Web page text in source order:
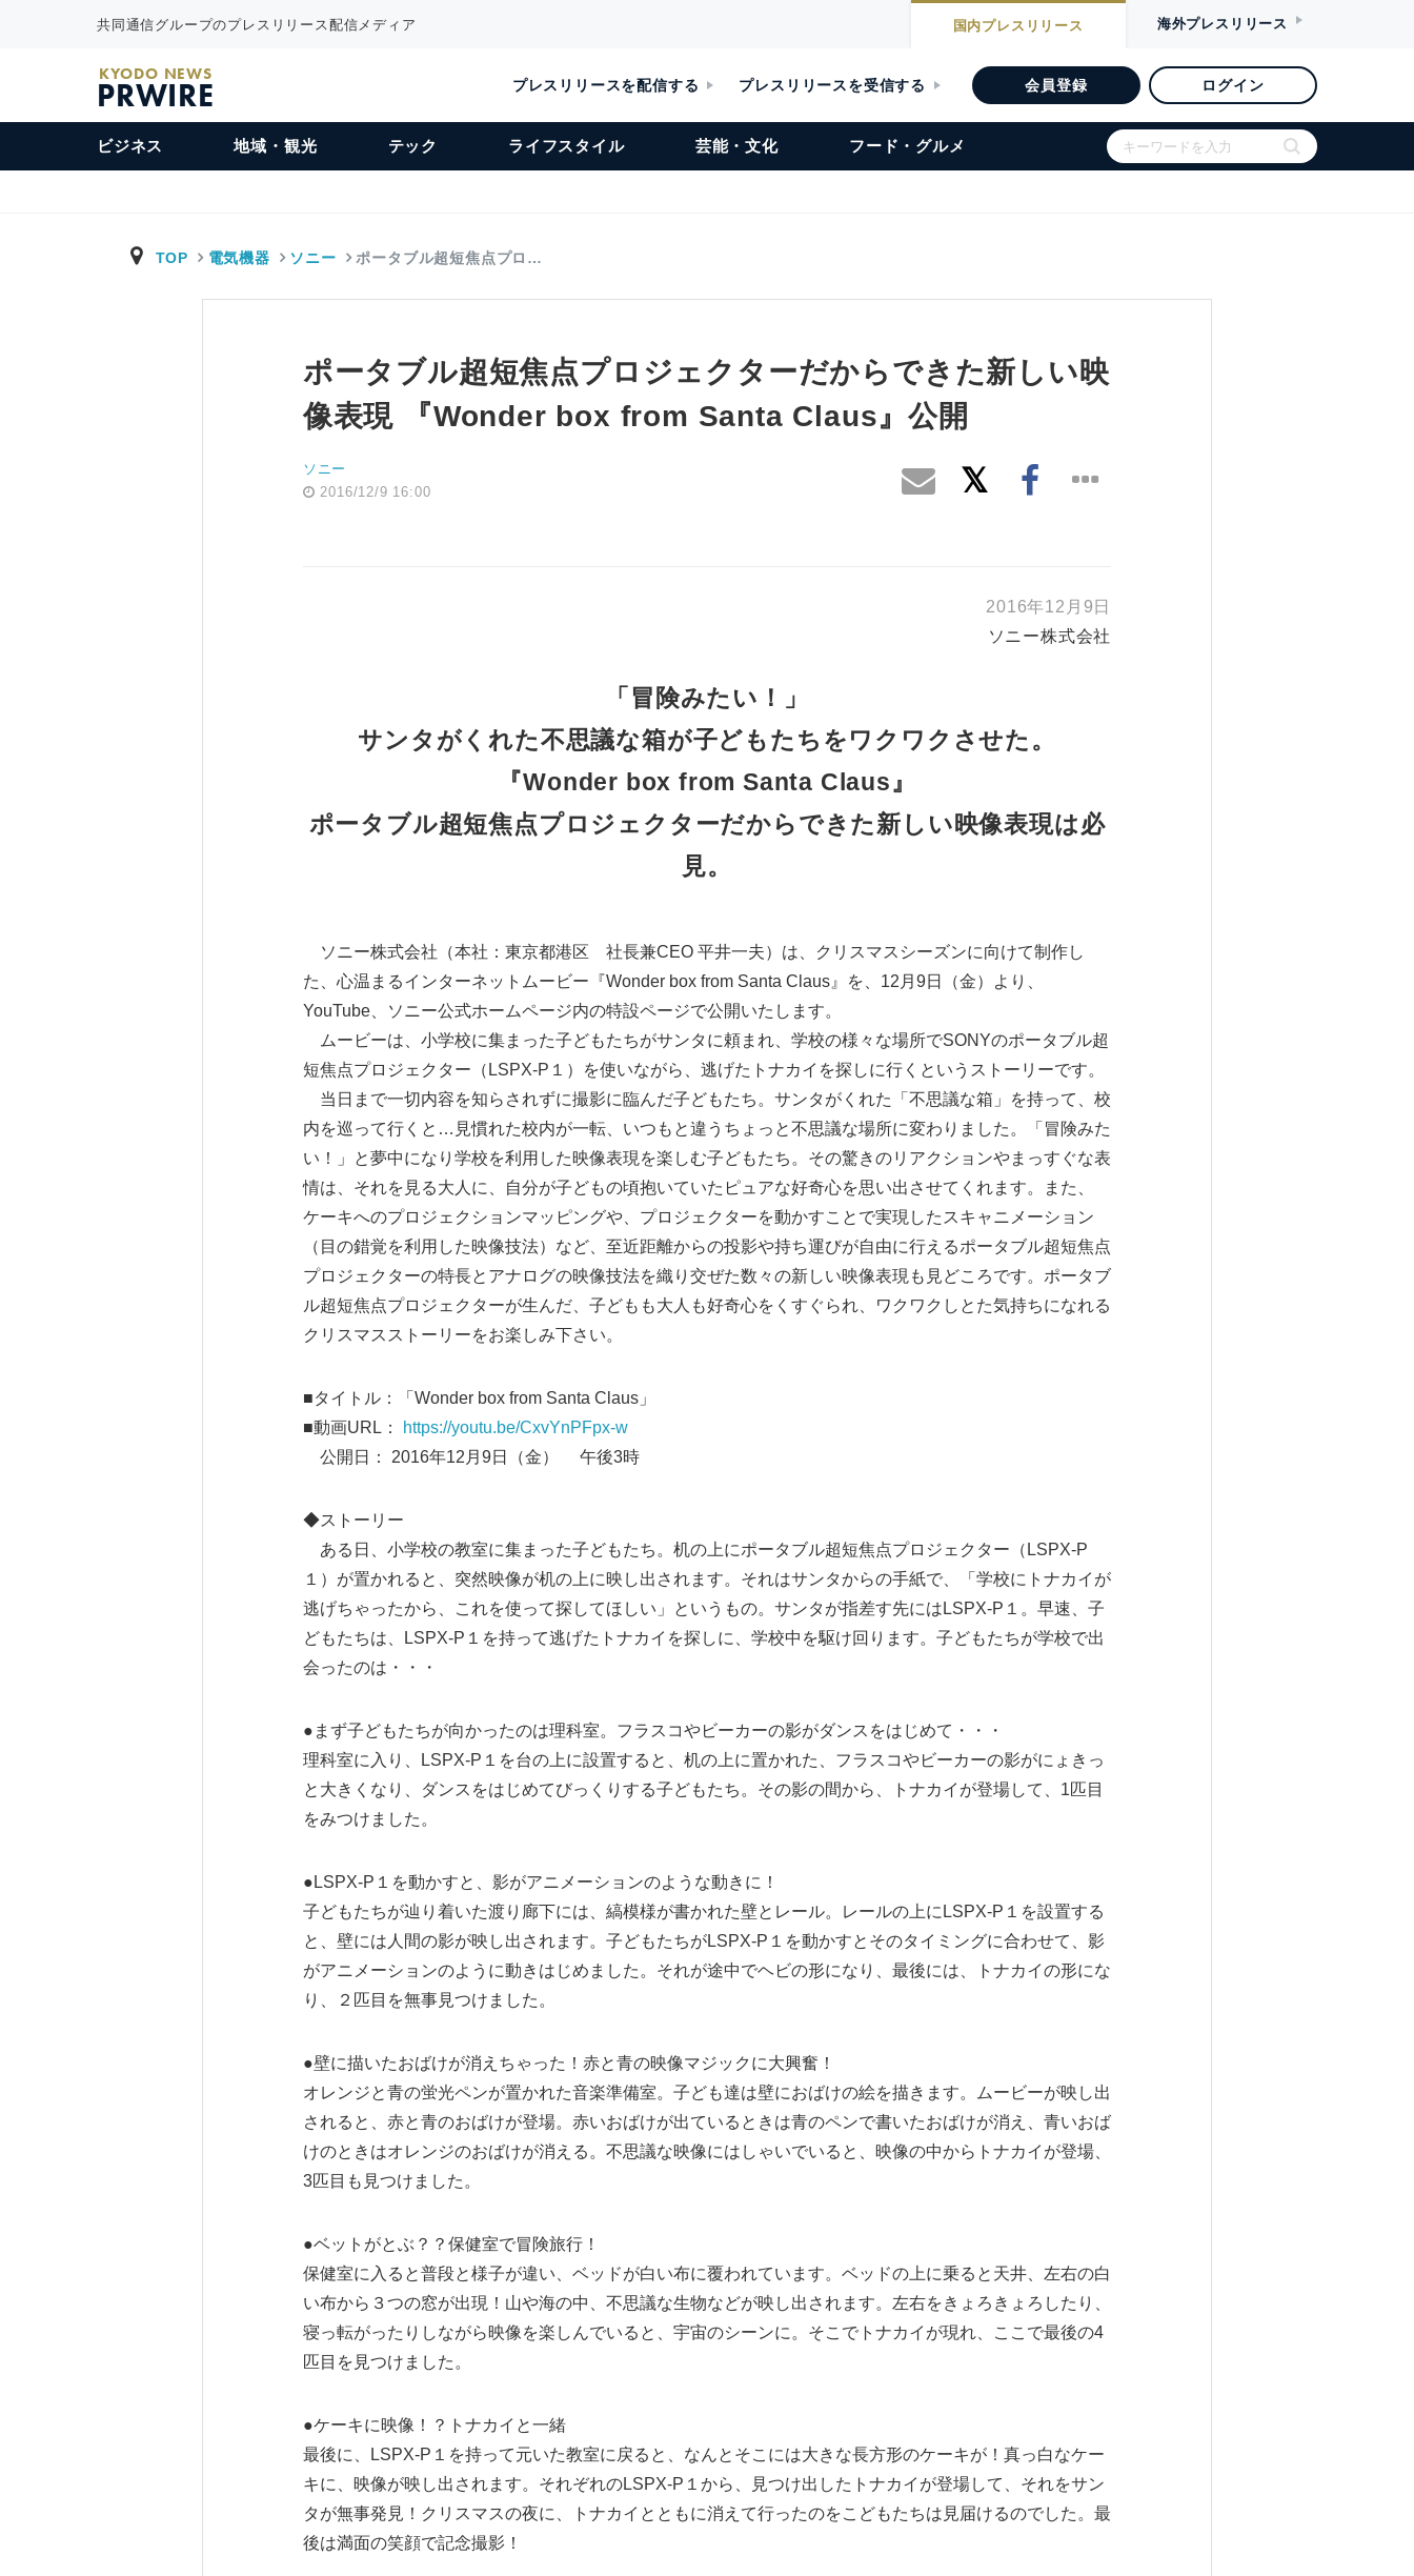
共同通信グループのプレスリリース配信メディア 国内プレスリリース 海外プレスリリース
KYODO NEWS
PRWIRE プレスリリースを配信する プレスリリースを受信する 会員登録 ログイン
ビジネス 地域・観光 テック ライフスタイル 芸能・文化 フード・グルメ
TOP 電気機器 ソニー ポータブル超短焦点プロ…
ポータブル超短焦点プロジェクターだからできた新しい映
像表現 『Wonder box from Santa Claus』公開
ソニー
2016/12/9 16:00
2016年12月9日
ソニー株式会社
「冒険みたい！」
サンタがくれた不思議な箱が子どもたちをワクワクさせた。
『Wonder box from Santa Claus』
ポータブル超短焦点プロジェクターだからできた新しい映像表現は必
見。
ソニー株式会社（本社：東京都港区 社長兼CEO 平井一夫）は、クリスマスシーズンに向けて制作し
た、心温まるインターネットムービー『Wonder box from Santa Claus』を、12月9日（金）より、
YouTube、ソニー公式ホームページ内の特設ページで公開いたします。
ムービーは、小学校に集まった子どもたちがサンタに頼まれ、学校の様々な場所でSONYのポータブル超
短焦点プロジェクター（LSPX-P１）を使いながら、逃げたトナカイを探しに行くというストーリーです。
当日まで一切内容を知らされずに撮影に臨んだ子どもたち。サンタがくれた「不思議な箱」を持って、校
内を巡って行くと…見慣れた校内が一転、いつもと違うちょっと不思議な場所に変わりました。「冒険みた
い！」と夢中になり学校を利用した映像表現を楽しむ子どもたち。その驚きのリアクションやまっすぐな表
情は、それを見る大人に、自分が子どもの頃抱いていたピュアな好奇心を思い出させてくれます。また、
ケーキへのプロジェクションマッピングや、プロジェクターを動かすことで実現したスキャニメーション
（目の錯覚を利用した映像技法）など、至近距離からの投影や持ち運びが自由に行えるポータブル超短焦点
プロジェクターの特長とアナログの映像技法を織り交ぜた数々の新しい映像表現も見どころです。ポータブ
ル超短焦点プロジェクターが生んだ、子どもも大人も好奇心をくすぐられ、ワクワクしとた気持ちになれる
クリスマスストーリーをお楽しみ下さい。
■タイトル：「Wonder box from Santa Claus」
■動画URL：
https://youtu.be/CxvYnPFpx-w
公開日： 2016年12月9日（金） 午後3時
◆ストーリー
ある日、小学校の教室に集まった子どもたち。机の上にポータブル超短焦点プロジェクター（LSPX-P
１）が置かれると、突然映像が机の上に映し出されます。それはサンタからの手紙で、「学校にトナカイが
逃げちゃったから、これを使って探してほしい」というもの。サンタが指差す先にはLSPX-P１。早速、子
どもたちは、LSPX-P１を持って逃げたトナカイを探しに、学校中を駆け回ります。子どもたちが学校で出
会ったのは・・・
●まず子どもたちが向かったのは理科室。フラスコやビーカーの影がダンスをはじめて・・・
理科室に入り、LSPX-P１を台の上に設置すると、机の上に置かれた、フラスコやビーカーの影がにょきっ
と大きくなり、ダンスをはじめてびっくりする子どもたち。その影の間から、トナカイが登場して、1匹目
をみつけました。
●LSPX-P１を動かすと、影がアニメーションのような動きに！
子どもたちが辿り着いた渡り廊下には、縞模様が書かれた壁とレール。レールの上にLSPX-P１を設置する
と、壁には人間の影が映し出されます。子どもたちがLSPX-P１を動かすとそのタイミングに合わせて、影
がアニメーションのように動きはじめました。それが途中でヘビの形になり、最後には、トナカイの形にな
り、２匹目を無事見つけました。
●壁に描いたおばけが消えちゃった！赤と青の映像マジックに大興奮！
オレンジと青の蛍光ペンが置かれた音楽準備室。子ども達は壁におばけの絵を描きます。ムービーが映し出
されると、赤と青のおばけが登場。赤いおばけが出ているときは青のペンで書いたおばけが消え、青いおば
けのときはオレンジのおばけが消える。不思議な映像にはしゃいでいると、映像の中からトナカイが登場、
3匹目も見つけました。
●ベットがとぶ？？保健室で冒険旅行！
保健室に入ると普段と様子が違い、ベッドが白い布に覆われています。ベッドの上に乗ると天井、左右の白
い布から３つの窓が出現！山や海の中、不思議な生物などが映し出されます。左右をきょろきょろしたり、
寝っ転がったりしながら映像を楽しんでいると、宇宙のシーンに。そこでトナカイが現れ、ここで最後の4
匹目を見つけました。
●ケーキに映像！？トナカイと一緒
最後に、LSPX-P１を持って元いた教室に戻ると、なんとそこには大きな長方形のケーキが！真っ白なケー
キに、映像が映し出されます。それぞれのLSPX-P１から、見つけ出したトナカイが登場して、それをサン
タが無事発見！クリスマスの夜に、トナカイとともに消えて行ったのをこどもたちは見届けるのでした。最
後は満面の笑顔で記念撮影！